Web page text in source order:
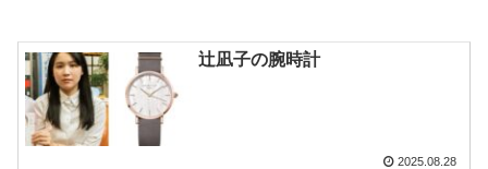
辻凪子の腕時計
2025.08.28